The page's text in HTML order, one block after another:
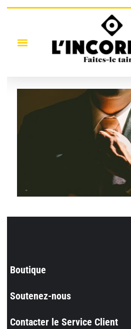
Boutique
Soutenez-nous
Contacter le Service Client